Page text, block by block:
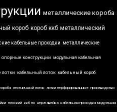
металлические короба
короб короб ккб металлический
кабельные проходки металлические
опорные конструкции модульная кабельная
лотки кабельный лоток кабельный короб
лестничный лоток лотки перфорированные производство
плоский ккб по нержавейка кабельная проходка модульная